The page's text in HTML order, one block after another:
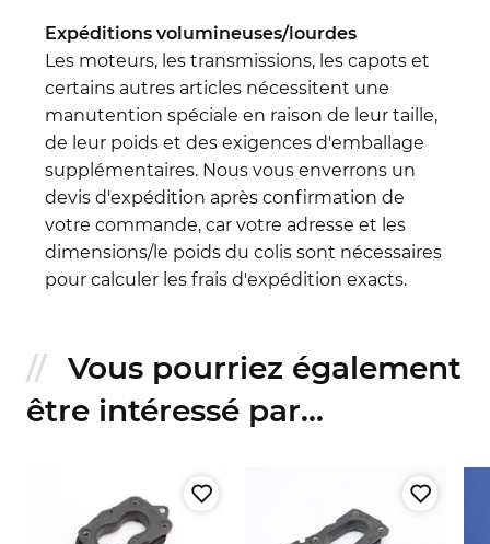
Expéditions volumineuses/lourdes
Les moteurs, les transmissions, les capots et
certains autres articles nécessitent une
manutention spéciale en raison de leur taille,
de leur poids et des exigences d'emballage
supplémentaires. Nous vous enverrons un
devis d'expédition après confirmation de
votre commande, car votre adresse et les
dimensions/le poids du colis sont nécessaires
pour calculer les frais d'expédition exacts.
Vous pourriez également
être intéressé par...